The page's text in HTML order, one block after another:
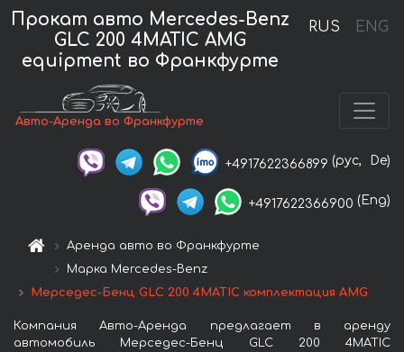
RUS ENG
Прокат авто Mercedes-Benz
GLC 200 4MATIC AMG
equipment во Франкфурте
Авто-Аренда во Франкфурте
+4917622366899 (рус, De)
+4917622366900 (Eng)
Аренда авто во Франкфурте
Марка Mercedes-Benz
Мерседес-Бенц GLC 200 4MATIC комплектация AMG
Компания Авто-Аренда предлагает в аренду
автомобиль Мерседес-Бенц GLC 200 4MATIC